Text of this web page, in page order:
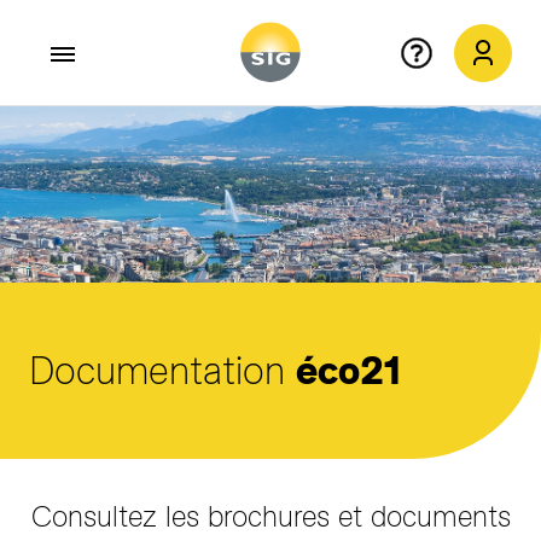
Aller au contenu principal
Documentation éco21
Consultez les brochures et documents